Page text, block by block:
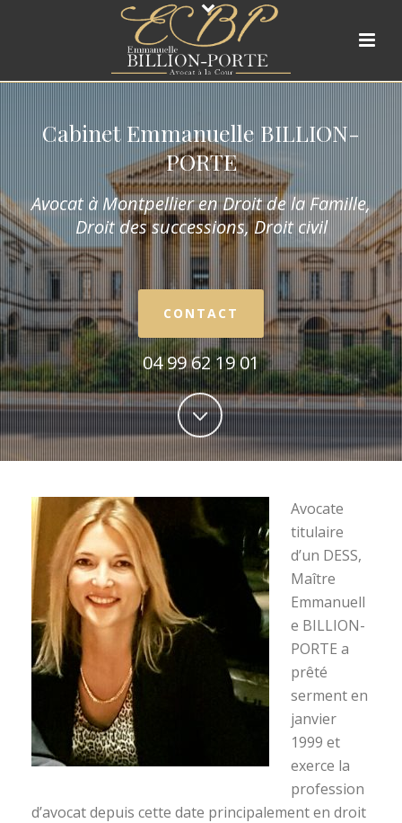
Cabinet Emmanuelle BILLION-
PORTE
Avocat à Montpellier en Droit de la Famille,
Droit des successions, Droit civil
CONTACT
04 99 62 19 01
Avocate
titulaire
d’un DESS,
Maître
Emmanuell
e BILLION-
PORTE a
prêté
serment en
janvier
1999 et
exerce la
profession
d’avocat depuis cette date principalement en droit